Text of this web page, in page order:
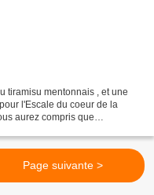
tiramisu mentonnais , et une
l'Escale du coeur de la
aurez compris que
Page suivante >